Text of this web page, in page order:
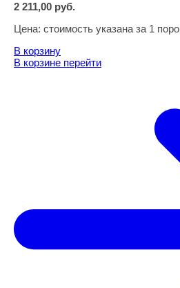
2 211,00 руб.
Цена: стоимость указана за 1
В корзину
В корзине перейти